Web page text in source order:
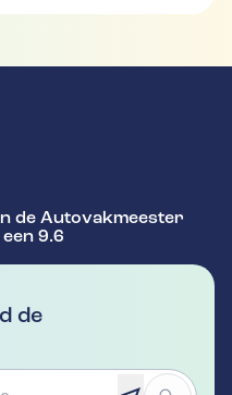
de Autovakmeester
9.6
de